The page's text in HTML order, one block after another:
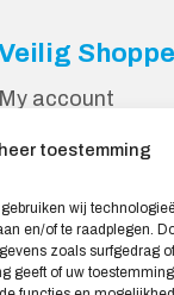
toestemming
wij
en/of te raadplegen.
zoals surfgedrag
geeft of uw
My account